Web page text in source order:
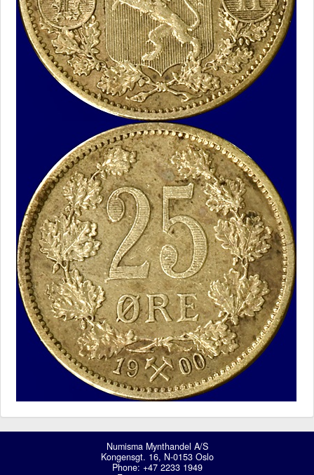
Numisma Mynthandel A/S
Kongensgt. 16, N-0153 Oslo
Phone: +47 2233 1949